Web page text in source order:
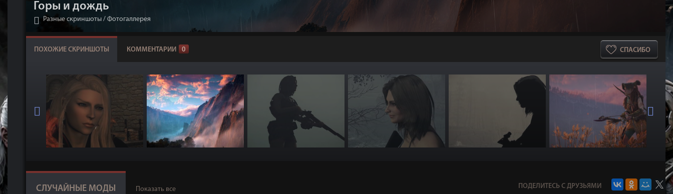
Горы и дождь
Разные скриншоты / Фотогаллерея
СПАСИБО
ПОХОЖИЕ СКРИНШОТЫ КОММЕНТАРИИ 0
СЛУЧАЙНЫЕ МОДЫ Показать все ПОДЕЛИТЕСЬ С ДРУЗЬЯМИ